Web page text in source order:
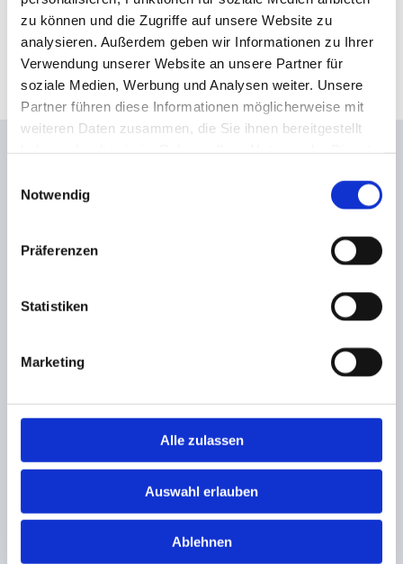
zu können und die Zugriffe auf unsere Website zu
analysieren. Außerdem geben wir Informationen zu Ihrer
Verwendung unserer Website an unsere Partner für
soziale Medien, Werbung und Analysen weiter. Unsere
Partner führen diese Informationen möglicherweise mit
weiteren Daten zusammen, die Sie ihnen bereitgestellt
Notwendig
Präferenzen
Statistiken
Marketing
Alle zulassen
Auswahl erlauben
Ablehnen
Beweissicherung selbstverständlich.
Sichern Sie sich rechtzeitig Ihre Ansprüche
- wir sichern die Beweise dafür!
Technisches Gutachten
erstellen wir technische Gutachten. Je nach
erteiltem Auftrag können diese die Feststellung
zu Ursache, Umfang und Verantwortlichkeit bei
Schäden an Aggregaten, zum Beispiel bei
wirtschaftlichen Reparaturmöglichkeit, die zu
erwartenden Reparaturkosten und weitere
relevante Werte, wie z.B den
Wiederbeschaffungswert und Restwert.
Technische Gutachten dienen zur Aufklärung